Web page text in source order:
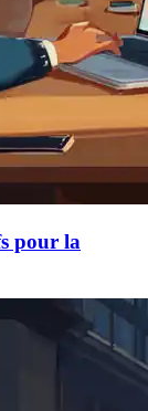
pour la